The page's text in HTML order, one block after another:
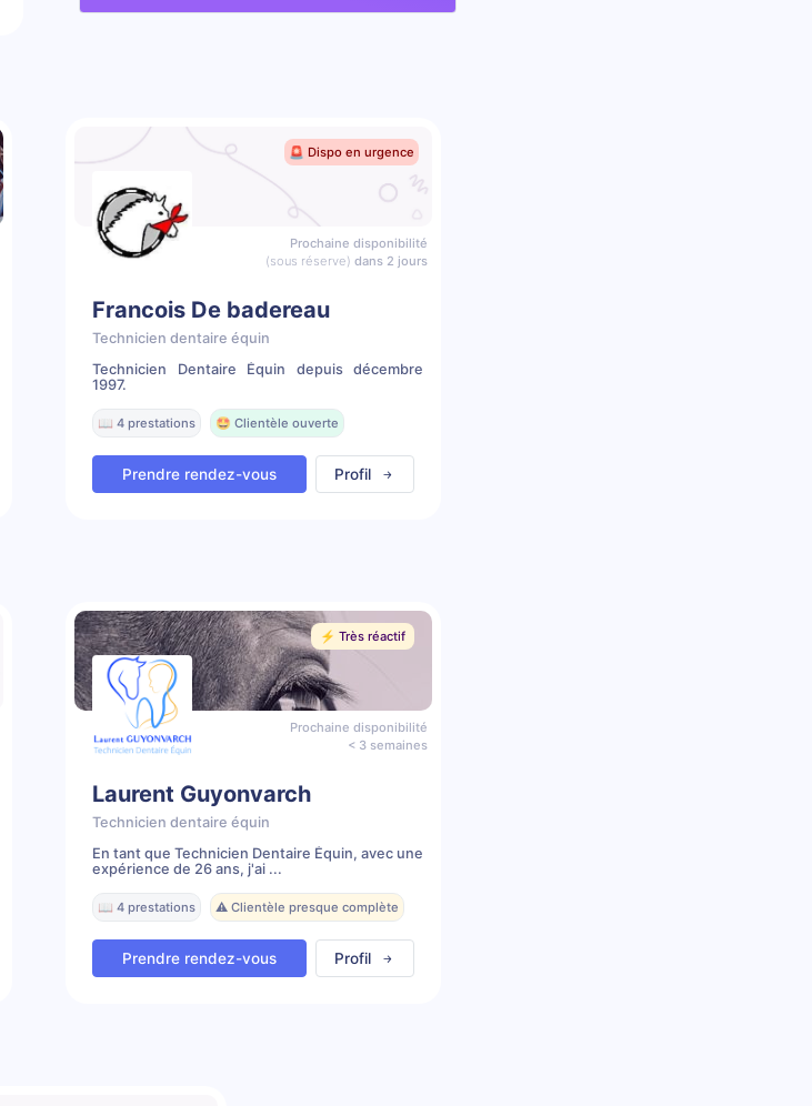
🚨 Dispo en urgence
Prochaine disponibilité
(sous réserve) dans 2 jours
Francois De badereau
Technicien dentaire équin
Technicien Dentaire Équin depuis décembre
1997.
📖 4 prestations 🤩 Clientèle ouverte
Prendre rendez-vous Profil
⚡️ Très réactif
Prochaine disponibilité
< 3 semaines
Laurent Guyonvarch
Technicien dentaire équin
En tant que Technicien Dentaire Équin, avec une
expérience de 26 ans, j'ai ...
📖 4 prestations ⚠️ Clientèle presque complète
Prendre rendez-vous Profil